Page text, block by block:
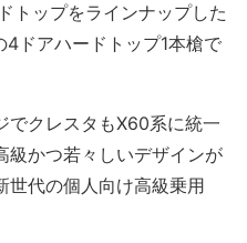
トップをラインナップした
ドアハードトップ1本槍で
でクレスタもX60系に統一
級かつ若々しいデザインが
世代の個人向け高級乗用